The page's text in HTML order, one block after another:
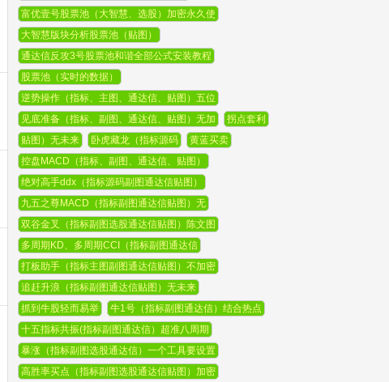
富优壹号股票池（大智慧、选股）加密永久使
大智慧版块分析股票池（贴图）
通达信反攻3号股票池和谐全部公式安装教程
股票池（实时的数据）
逆势操作（指标、主图、通达信、贴图）五位
见底准备（指标、副图、通达信、贴图）无加
拐点套利
贴图）无未来
卧虎藏龙（指标源码
黄蓝买卖
控盘MACD（指标、副图、通达信、贴图）
绝对高手ddx（指标源码副图通达信贴图）
九五之尊MACD（指标副图通达信贴图）无
双谷金叉（指标副图选股通达信贴图）陈文图
多周期KD、多周期CCI（指标副图通达信
打板助手（指标主图副图通达信贴图）不加密
追赶升浪（指标副图通达信贴图）无未来
抓到牛股轻而易举
牛1号（指标副图通达信）结合热点
十五指标共振(指标副图通达信）超准八周期
暴涨（指标副图选股通达信）一个工具要设置
高胜率买点（指标副图选股通达信贴图）加密